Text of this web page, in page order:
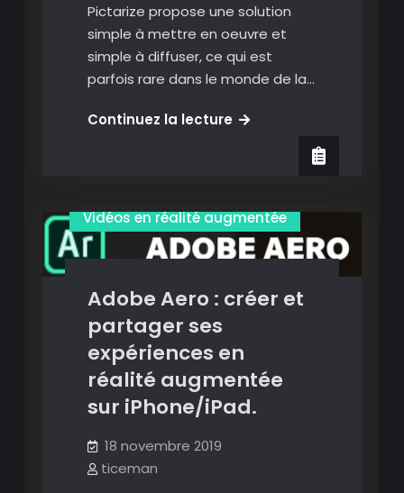
Pictarize propose une solution
simple à mettre en oeuvre et
simple à diffuser, ce qui est
parfois rare dans le monde de la…
Continuez la lecturePictarize
diffuser
des
projets
réalité
avec
un
simple
Vidéos en réalité augmentée
Adobe Aero : créer et
partager ses
expériences en
réalité augmentée
sur iPhone/iPad.
18 novembre 2019
ticeman